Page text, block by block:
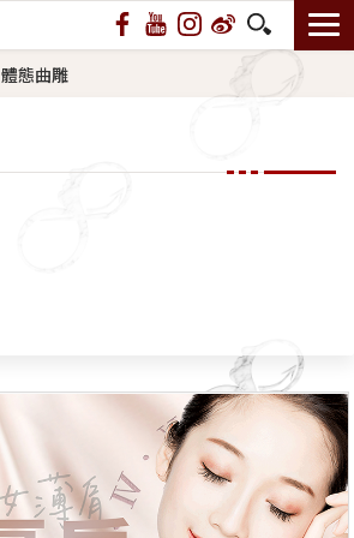
體態曲雕